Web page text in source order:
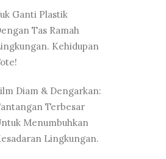
Ganti Plastik
Tas Ramah
Kehidupan
Diam & Dengarkan:
Terbesar
Menumbuhkan
Lingkungan.